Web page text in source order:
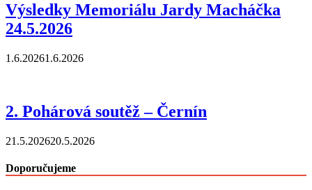
Výsledky Memoriálu Jardy Macháčka
24.5.2026
1.6.20261.6.2026
2. Pohárová soutěž – Černín
21.5.202620.5.2026
Doporučujeme